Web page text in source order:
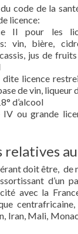
code de la
licence:
II pour les
vin, bière,
jus de
dite licence
de vin, liqueur
d’alcool
IV ou grande
relatives
doit être, de
d’un
avec la
Iran, Mali,